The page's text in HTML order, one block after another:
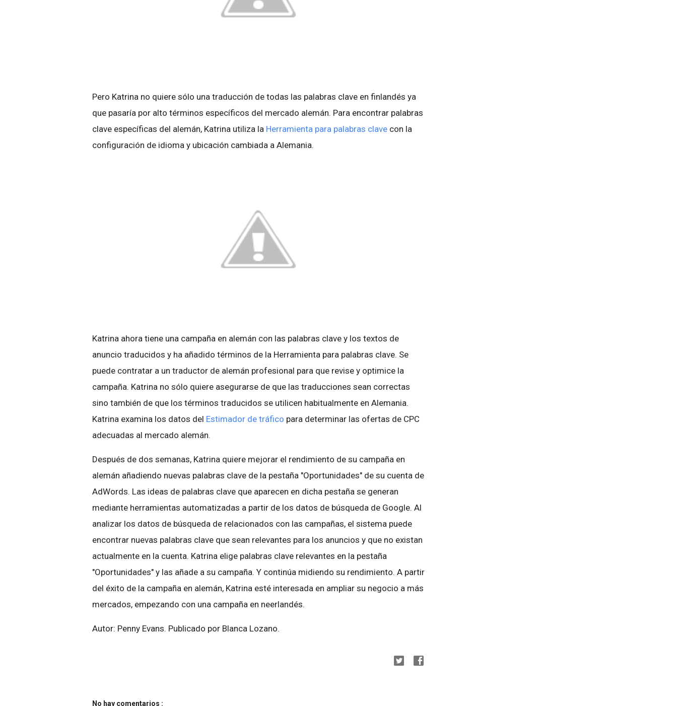
Pero Katrina no quiere sólo una traducción de todas las palabras clave en finlandés ya
que pasaría por alto términos específicos del mercado alemán. Para encontrar palabras
clave específicas del alemán, Katrina utiliza la Herramienta para palabras clave con la
configuración de idioma y ubicación cambiada a Alemania.
Katrina ahora tiene una campaña en alemán con las palabras clave y los textos de
anuncio traducidos y ha añadido términos de la Herramienta para palabras clave. Se
puede contratar a un traductor de alemán profesional para que revise y optimice la
campaña. Katrina no sólo quiere asegurarse de que las traducciones sean correctas
sino también de que los términos traducidos se utilicen habitualmente en Alemania.
Katrina examina los datos del Estimador de tráfico para determinar las ofertas de CPC
adecuadas al mercado alemán.
Después de dos semanas, Katrina quiere mejorar el rendimiento de su campaña en
alemán añadiendo nuevas palabras clave de la pestaña "Oportunidades" de su cuenta de
AdWords. Las ideas de palabras clave que aparecen en dicha pestaña se generan
mediante herramientas automatizadas a partir de los datos de búsqueda de Google. Al
analizar los datos de búsqueda de relacionados con las campañas, el sistema puede
encontrar nuevas palabras clave que sean relevantes para los anuncios y que no existan
actualmente en la cuenta. Katrina elige palabras clave relevantes en la pestaña
"Oportunidades" y las añade a su campaña. Y continúa midiendo su rendimiento. A partir
del éxito de la campaña en alemán, Katrina esté interesada en ampliar su negocio a más
mercados, empezando con una campaña en neerlandés.
Autor: Penny Evans. Publicado por Blanca Lozano.
No hay comentarios :